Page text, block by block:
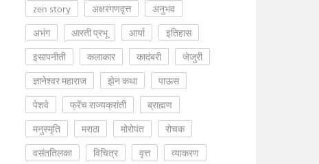
zen story
अक्षरगणवृत्त
अनुभव
अभंग
आरती प्रभू आर्या
इतिहास
इसापनीती
कलाकार कादंबरी
जेजुरी
ज्ञानेश्वर महाराज
झेन कथा
पाऊस
पेशवे
फ्रेंच राज्यक्रांती
ब्राह्मण
मनुस्मृति
मराठा मोरोपंत
रोचक
वसंततिलका
विचित्र वृत्त
व्याकरण